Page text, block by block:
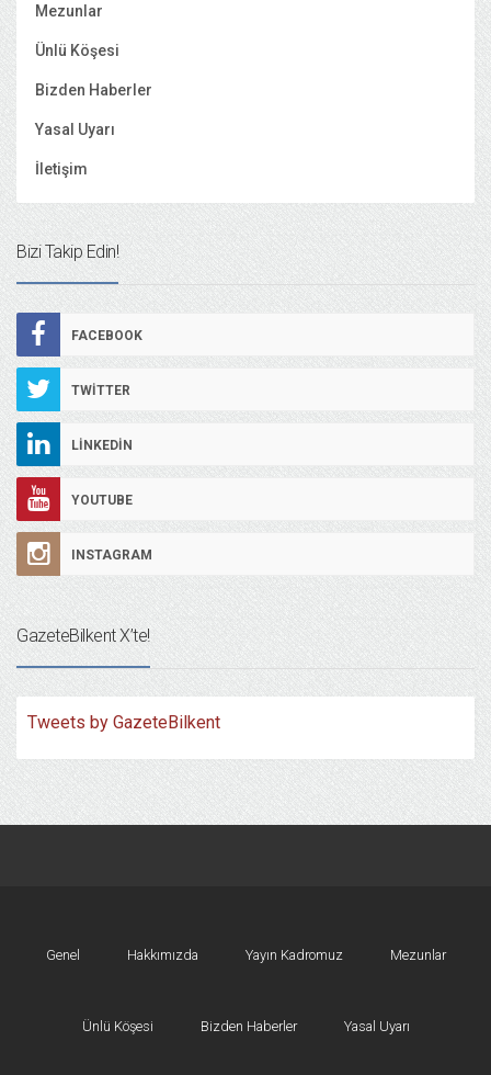
Mezunlar
Ünlü Köşesi
Bizden Haberler
Yasal Uyarı
İletişim
Bizi Takip Edin!
FACEBOOK
TWITTER
LINKEDIN
YOUTUBE
INSTAGRAM
GazeteBilkent X’te!
Tweets by GazeteBilkent
Genel Hakkımızda Yayın Kadromuz Mezunlar
Ünlü Köşesi Bizden Haberler Yasal Uyarı